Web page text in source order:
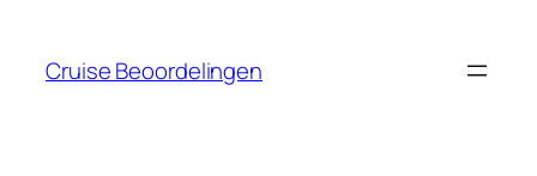
Cruise Beoordelingen